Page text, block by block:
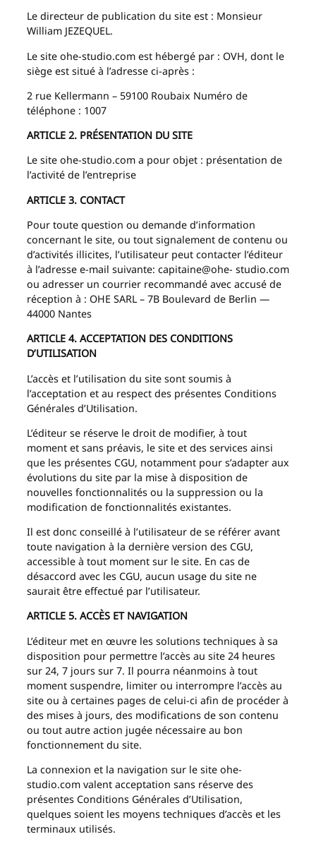
Le directeur de publication du site est : Monsieur
William JEZEQUEL.
Le site ohe-studio.com est hébergé par : OVH, dont le
siège est situé à l’adresse ci-après :
2 rue Kellermann – 59100 Roubaix Numéro de
téléphone : 1007
ARTICLE 2. PRÉSENTATION DU SITE
Le site ohe-studio.com a pour objet : présentation de
l’activité de l’entreprise
ARTICLE 3. CONTACT
Pour toute question ou demande d’information
concernant le site, ou tout signalement de contenu ou
d’activités illicites, l’utilisateur peut contacter l’éditeur
à l’adresse e-mail suivante: capitaine@ohe- studio.com
ou adresser un courrier recommandé avec accusé de
réception à : OHE SARL – 7B Boulevard de Berlin —
44000 Nantes
ARTICLE 4. ACCEPTATION DES CONDITIONS
D’UTILISATION
L’accès et l’utilisation du site sont soumis à
l’acceptation et au respect des présentes Conditions
Générales d’Utilisation.
L’éditeur se réserve le droit de modifier, à tout
moment et sans préavis, le site et des services ainsi
que les présentes CGU, notamment pour s’adapter aux
évolutions du site par la mise à disposition de
nouvelles fonctionnalités ou la suppression ou la
modification de fonctionnalités existantes.
Il est donc conseillé à l’utilisateur de se référer avant
toute navigation à la dernière version des CGU,
accessible à tout moment sur le site. En cas de
désaccord avec les CGU, aucun usage du site ne
saurait être effectué par l’utilisateur.
ARTICLE 5. ACCÈS ET NAVIGATION
L’éditeur met en œuvre les solutions techniques à sa
disposition pour permettre l’accès au site 24 heures
sur 24, 7 jours sur 7. Il pourra néanmoins à tout
moment suspendre, limiter ou interrompre l’accès au
site ou à certaines pages de celui-ci afin de procéder à
des mises à jours, des modifications de son contenu
ou tout autre action jugée nécessaire au bon
fonctionnement du site.
La connexion et la navigation sur le site ohe-
studio.com valent acceptation sans réserve des
présentes Conditions Générales d’Utilisation,
quelques soient les moyens techniques d’accès et les
terminaux utilisés.